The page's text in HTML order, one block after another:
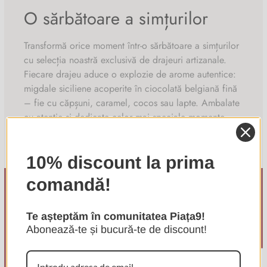
Glucide 43,79g
din care zaharuri 37,54g;
Proteine 10,73g Sare 0,32g
fructe cu coajă lemnoasă, semințe de susan.
O sărbătoare a simțurilor
Transformă orice moment într-o sărbătoare a simțurilor
cu selecția noastră exclusivă de drajeuri artizanale.
Fiecare drajeu aduce o explozie de arome autentice:
migdale siciliene acoperite în ciocolată belgiană fină
– fie cu căpșuni, caramel, cocos sau lapte. Ambalate
cu atenție și dedicate celor mai speciale momente,
aceste drajeuri sunt un cadou perfect, aducând o notă
Confirm your age
Are you 18 years old or older?
10% discount la prima
comandă!
Te așteptăm în comunitatea Piața9!
Abonează-te și bucură-te de discount!